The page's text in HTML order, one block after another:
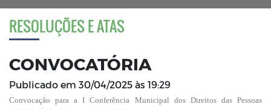
RESOLUÇÕES E ATAS
CONVOCATÓRIA
Publicado em 30/04/2025 às 19:29
Convocação para a I Conferência Municipal dos Direitos das Pessoas